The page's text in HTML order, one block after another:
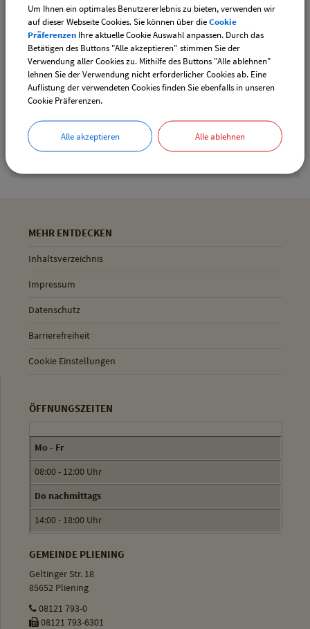
Geltinger Str. 18
85652 Pliening
downloaden
Drucken
MEHR ENTDECKEN
Inhaltsverzeichnis
Impressum
Datenschutz
Barrierefreiheit
Cookie Einstellungen
ÖFFNUNGSZEITEN
Mo - Fr
08:00 - 12:00 Uhr
Do nachmittags
14:00 - 18:00 Uhr
GEMEINDE PLIENING
Geltinger Str. 18
85652 Pliening
08121 793-0
08121 793-6301
Um Ihnen ein optimales Benutzererlebnis zu bieten, verwenden wir
auf dieser Webseite Cookies. Sie können über dieCookie
Präferenzen Ihre aktuelle Cookie Auswahl anpassen. Durch das
Betätigen des Buttons "Alle akzeptieren" stimmen Sie der
Verwendung aller Cookies zu. Mithilfe des Buttons "Alle ablehnen"
lehnen Sie der Verwendung nicht erforderlicher Cookies ab. Eine
Auflistung der verwendeten Cookies finden Sie ebenfalls in unseren
Cookie Präferenzen.
Alle akzeptieren Alle ablehnen